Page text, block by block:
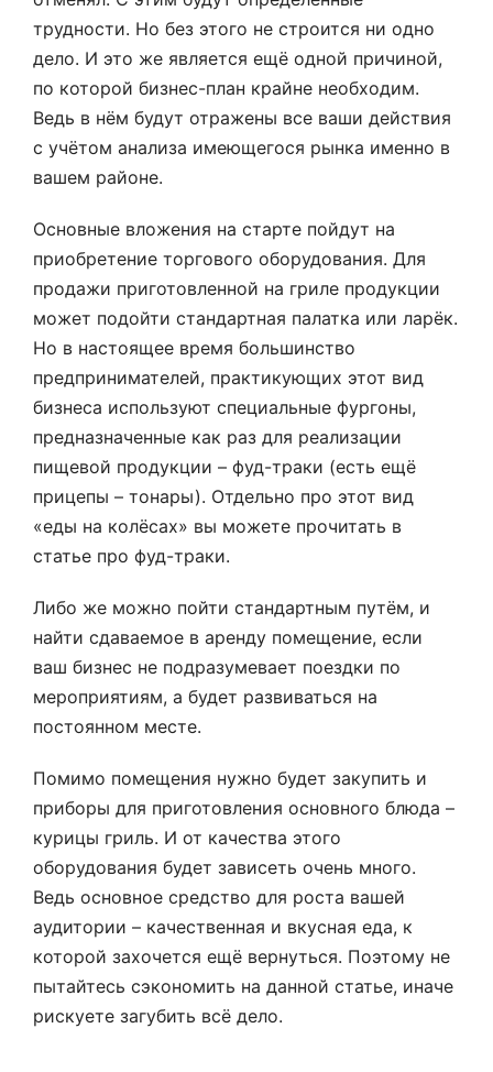
трудности. Но без этого не строится ни одно
дело. И это же является ещё одной причиной,
по которой бизнес-план крайне необходим.
Ведь в нём будут отражены все ваши действия
с учётом анализа имеющегося рынка именно в
вашем районе.
Основные вложения на старте пойдут на
приобретение торгового оборудования. Для
продажи приготовленной на гриле продукции
может подойти стандартная палатка или ларёк.
Но в настоящее время большинство
предпринимателей, практикующих этот вид
бизнеса используют специальные фургоны,
предназначенные как раз для реализации
пищевой продукции – фуд-траки (есть ещё
прицепы – тонары). Отдельно про этот вид
«еды на колёсах» вы можете прочитать в
статье про фуд-траки.
Либо же можно пойти стандартным путём, и
найти сдаваемое в аренду помещение, если
ваш бизнес не подразумевает поездки по
мероприятиям, а будет развиваться на
постоянном месте.
Помимо помещения нужно будет закупить и
приборы для приготовления основного блюда –
курицы гриль. И от качества этого
оборудования будет зависеть очень много.
Ведь основное средство для роста вашей
аудитории – качественная и вкусная еда, к
которой захочется ещё вернуться. Поэтому не
пытайтесь сэкономить на данной статье, иначе
рискуете загубить всё дело.